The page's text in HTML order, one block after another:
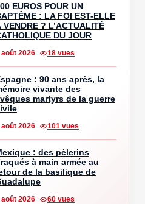
EUROS POUR UN
: LA FOI EST-ELLE
VENDRE ? L’ACTUALITÉ
DU JOUR
août 2026 18 vues
: 90 ans après, la
vivante des
martyrs de la guerre
août 2026 101 vues
: des pèlerins
à main armée au
de la basilique de
août 2026 60 vues